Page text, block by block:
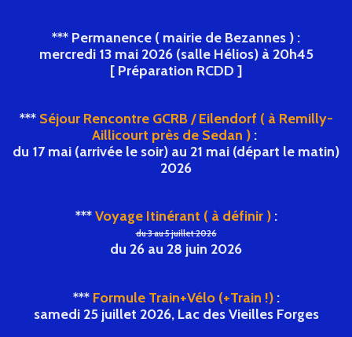
*** Permanence ( mairie de Bezannes ) :
mercredi 13 mai 2026(salle Hélios) à 20h45
[ Préparation RCDD ]
*** Séjour Rencontre GCRB / Eilendorf ( à Remilly-
Aillicourt près de Sedan ) :
du 17 mai (arrivée le soir) au 21 mai (départ le matin)
2026
***Voyage Itinérant ( à définir ):
du 3 au 5 juillet 2026
du 26 au 28 juin 2026
*** Formule Train+Vélo (+Train !):
samedi 25 juillet 2026, Lac des Vieilles Forges